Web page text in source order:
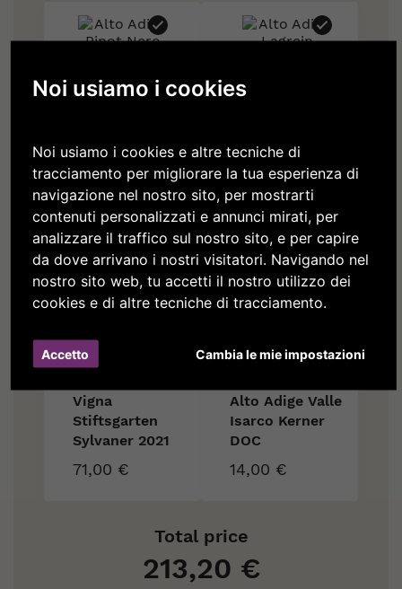
Noi usiamo i cookies
Noi usiamo i cookies e altre tecniche di
tracciamento per migliorare la tua esperienza di
navigazione nel nostro sito, per mostrarti
contenuti personalizzati e annunci mirati, per
analizzare il traffico sul nostro sito, e per capire
da dove arrivano i nostri visitatori. Navigando nel
nostro sito web, tu accetti il nostro utilizzo dei
cookies e di altre tecniche di tracciamento.
Accetto Cambia le mie impostazioni
Nero DOC
15,20 €
Lagrein Riserva
DOC
Praepositus
31,80 €
Vigna
Stiftsgarten
Sylvaner 2021
71,00 €
Alto Adige Valle
Isarco Kerner
DOC
14,00 €
Total price
213,20 €